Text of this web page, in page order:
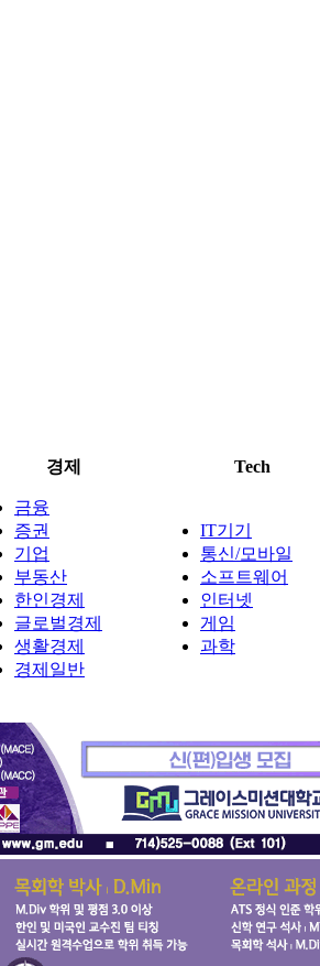
경제 Tech
금융
증권
기업
부동산
한인경제
글로벌경제
생활경제
경제일반
IT기기
통신/모바일
소프트웨어
인터넷
게임
과학